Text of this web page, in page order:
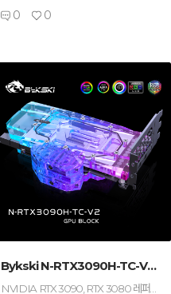
0 0
Bykski N-RTX3090H-TC-V2 양방향 ...